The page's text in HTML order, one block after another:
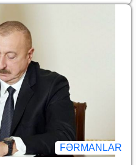
əlaqədar Azərbaycan
fərmanlarında və
barədə
FƏRMANLAR